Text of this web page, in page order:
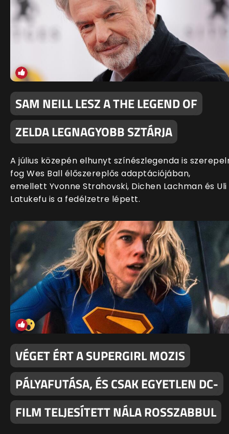
SAM NEILL LESZ A THE LEGEND OF
ZELDA LEGNAGYOBB SZTÁRJA
A július közepén elhunyt színészlegenda is
fog Wes Ball élőszereplős adaptációjában,
emellett Yvonne Strahovski, Dichen Lachman és Uli
Latukefu is a fedélzetre lépett.
VÉGET ÉRT A SUPERGIRL MOZIS
PÁLYAFUTÁSA, ÉS CSAK EGYETLEN DC-
FILM TELJESÍTETT NÁLA ROSSZABBUL